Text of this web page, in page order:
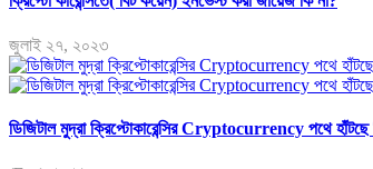
জুলাই ২৭, ২০২৩
ডিজিটাল মুদ্রা ক্রিপ্টোকারেন্সির Cryptocurrency পথে হাঁটছে